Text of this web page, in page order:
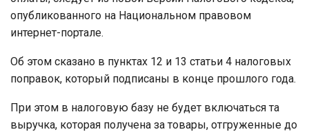
опубликованного на Национальном правовом
интернет-портале.
Об этом сказано в пунктах 12 и 13 статьи 4 налоговых
поправок, который подписаны в конце прошлого года.
При этом в налоговую базу не будет включаться та
выручка, которая получена за товары, отгруженные до